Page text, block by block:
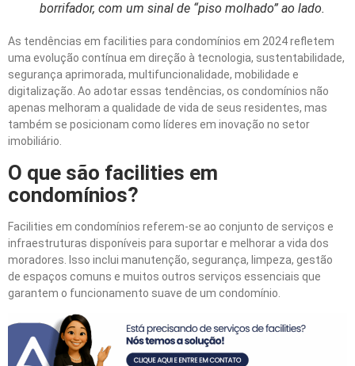
borrifador, com um sinal de “piso molhado” ao lado.
As tendências em facilities para condomínios em 2024 refletem
uma evolução contínua em direção à tecnologia, sustentabilidade,
segurança aprimorada, multifuncionalidade, mobilidade e
digitalização. Ao adotar essas tendências, os condomínios não
apenas melhoram a qualidade de vida de seus residentes, mas
também se posicionam como líderes em inovação no setor
imobiliário.
O que são facilities em
condomínios?
Facilities em condomínios referem-se ao conjunto de serviços e
infraestruturas disponíveis para suportar e melhorar a vida dos
moradores. Isso inclui manutenção, segurança, limpeza, gestão
de espaços comuns e muitos outros serviços essenciais que
garantem o funcionamento suave de um condomínio.